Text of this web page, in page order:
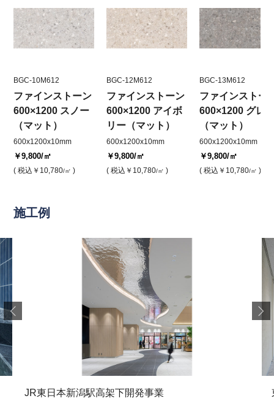
BGC-10M612
ファインストーン
600×1200 スノー
（マット）
600x1200x10mm
￥9,800/㎡
( 税込 ￥10,780/㎡ )
BGC-12M612
ファインストーン
600×1200 アイボ
リー（マット）
600x1200x10mm
￥9,800/㎡
( 税込 ￥10,780/㎡ )
BGC-13M612
ファインストー
600×1200 グレ
（マット）
600x1200x10mm
￥9,800/㎡
( 税込 ￥10,780/㎡ )
施工例
JR東日本新潟駅高架下開発事業